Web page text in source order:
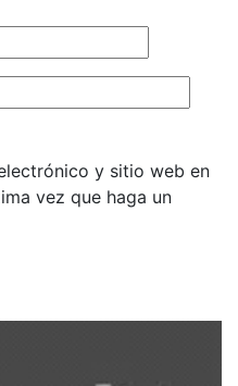
y sitio web en
vez que haga un